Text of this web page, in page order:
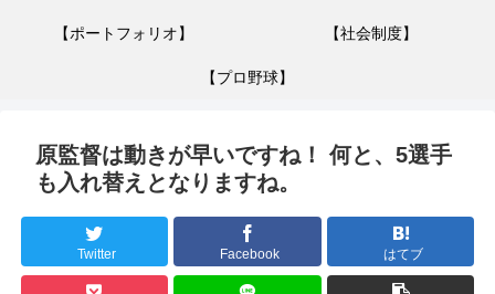
【ポートフォリオ】 【社会制度】
【プロ野球】
原監督は動きが早いですね！ 何と、5選手
も入れ替えとなりますね。
Twitter Facebook はてブ